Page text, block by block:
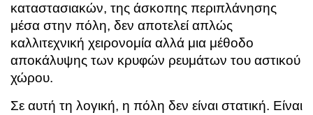
καταστασιακών, της άσκοπης περιπλάνησης
μέσα στην πόλη, δεν αποτελεί απλώς
καλλιτεχνική χειρονομία αλλά μια μέθοδο
αποκάλυψης των κρυφών ρευμάτων του αστικού
χώρου.
Σε αυτή τη λογική, η πόλη δεν είναι στατική. Είναι